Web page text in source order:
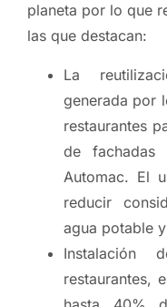
planeta por lo que
las que destacan:
La
generada por
restaurantes
de
Automac. El
reducir
agua potable
Instalación
restaurantes,